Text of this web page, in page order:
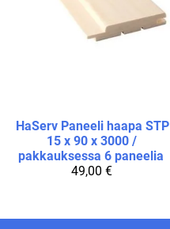
HaServ Paneeli haapa STP
15 x 90 x 3000 /
pakkauksessa 6 paneelia
49,00 €